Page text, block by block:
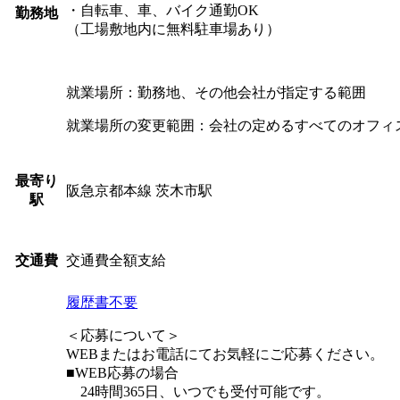
勤務地
・自転車、車、バイク通勤OK
（工場敷地内に無料駐車場あり）
就業場所：勤務地、その他会社が指定する範囲
就業場所の変更範囲：会社の定めるすべてのオフィ
最寄り
駅
阪急京都本線 茨木市駅
交通費 交通費全額支給
履歴書不要
＜応募について＞
WEBまたはお電話にてお気軽にご応募ください。
■WEB応募の場合
24時間365日、いつでも受付可能です。